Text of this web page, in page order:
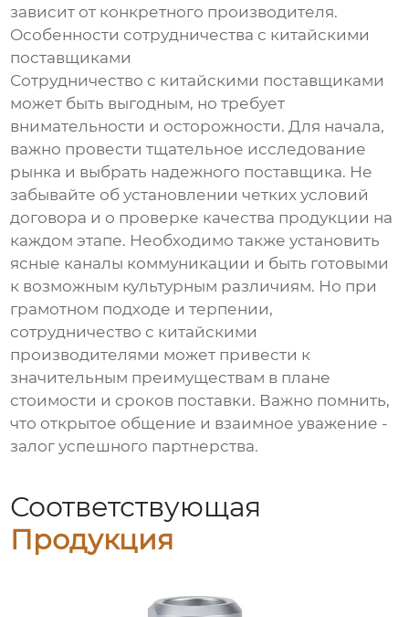
зависит от конкретного производителя.
Особенности сотрудничества с китайскими
поставщиками
Сотрудничество с китайскими поставщиками
может быть выгодным, но требует
внимательности и осторожности. Для начала,
важно провести тщательное исследование
рынка и выбрать надежного поставщика. Не
забывайте об установлении четких условий
договора и о проверке качества продукции на
каждом этапе. Необходимо также установить
ясные каналы коммуникации и быть готовыми
к возможным культурным различиям. Но при
грамотном подходе и терпении,
сотрудничество с китайскими
производителями может привести к
значительным преимуществам в плане
стоимости и сроков поставки. Важно помнить,
что открытое общение и взаимное уважение -
залог успешного партнерства.
Соответствующая
Продукция